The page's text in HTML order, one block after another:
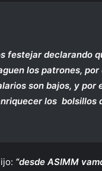
festejar declarando
los patrones,
son bajos, y por
los bolsillos
“desde ASIMM